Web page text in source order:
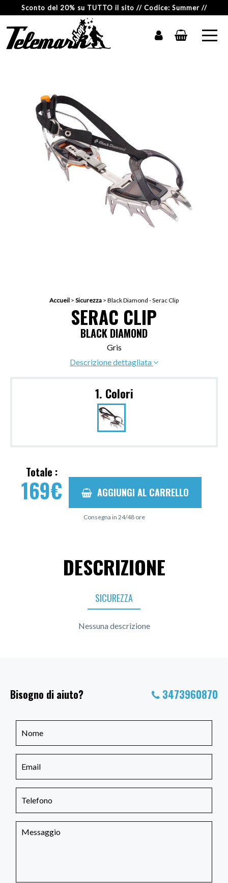
Sconto del 20% su TUTTO il sito // Codice: Summer //
Accueil > Sicurezza > Black Diamond - Serac Clip
SERAC CLIP
BLACK DIAMOND
Gris
Descrizione dettagliata
1. Colori
Totale :
169€ AGGIUNGI AL CARRELLO
Consegna in 24/48 ore
DESCRIZIONE
SICUREZZA
Nessuna descrizione
Bisogno di aiuto? 3473960870